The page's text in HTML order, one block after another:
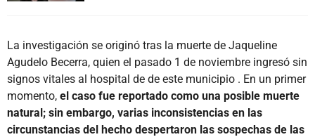
La investigación se originó tras la muerte de Jaqueline
Agudelo Becerra, quien el pasado 1 de noviembre ingresó sin
signos vitales al hospital de de este municipio . En un primer
momento, el caso fue reportado como una posible muerte
natural; sin embargo, varias inconsistencias en las
circunstancias del hecho despertaron las sospechas de las